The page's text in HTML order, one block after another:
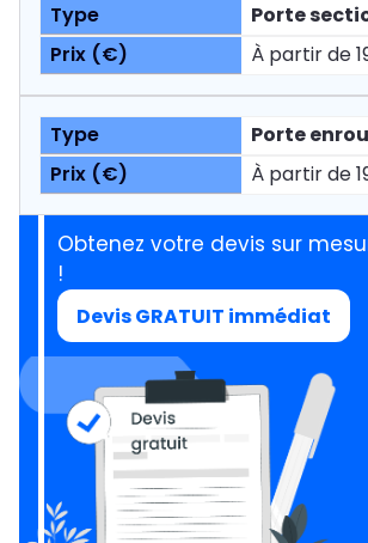
Porte
À partir de
Porte
À partir de
Obtenez votre devis sur
!
Devis GRATUIT immédiat